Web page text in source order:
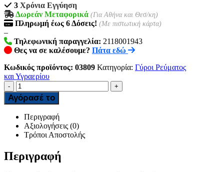
3 Χρόνια Εγγύηση
Δωρεάν Μεταφορικά (Για Αθήνα και Θεσ/κη)
Πληρωμή έως 6Δόσεις! (Με πιστωτική κάρτα)
–
Τηλεφωνική παραγγελία: 2118001943
Θες να σε καλέσουμε? Πάτα εδώ
Κωδικός προϊόντος: 03809 Κατηγορία: Γύροι Ρεύματος
και Υγραερίου
- +
Αγόρασέ το
Περιγραφή
Αξιολογήσεις (0)
Τρόποι Αποστολής
Περιγραφή